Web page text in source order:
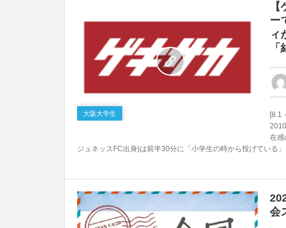
大阪大学生
0
ー
ィ
「
[8.1
在感
ジュネッスFC出身)は前半30分に「小学生の時から投げている
会